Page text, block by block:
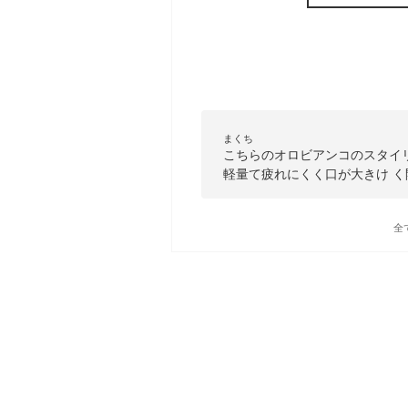
まくち
こちらのオロビアンコのスタ
軽量て疲れにくく口が大きけ
全